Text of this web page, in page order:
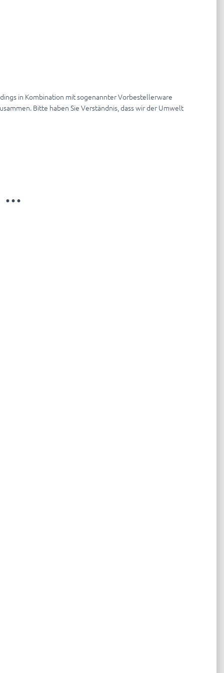
in Kombination mit sogenannter Vorbestellerware
Bitte haben Sie Verständnis, dass wir der Umwelt
…